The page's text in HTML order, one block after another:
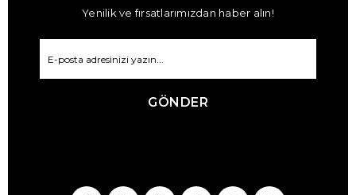
Yenilik ve fırsatlarımızdan haber alın!
GÖNDER